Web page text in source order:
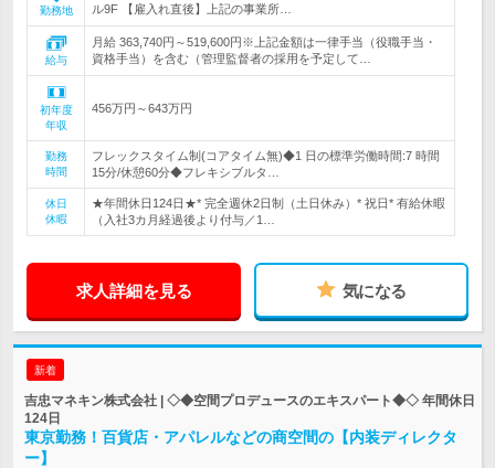
勤務地
ル9F 【雇入れ直後】上記の事業所…
給与
月給 363,740円～519,600円※上記金額は一律手当（役職手当・
資格手当）を含む（管理監督者の採用を予定して…
初年度
年収
456万円～643万円
勤務
時間
フレックスタイム制(コアタイム無)◆1 日の標準労働時間:7 時間
15分/休憩60分◆フレキシブルタ…
休日
休暇
★年間休日124日★* 完全週休2日制（土日休み）* 祝日* 有給休暇
（入社3カ月経過後より付与／1…
求人詳細を見る 気になる
新着
吉忠マネキン株式会社 | ◇◆空間プロデュースのエキスパート◆◇ 年間休日
124日
東京勤務！百貨店・アパレルなどの商空間の【内装ディレクタ
ー】